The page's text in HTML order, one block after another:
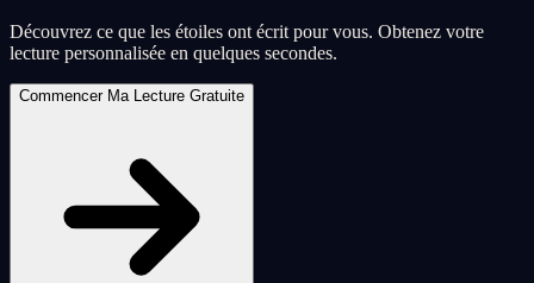
Découvrez ce que les étoiles ont écrit pour vous. Obtenez votre
lecture personnalisée en quelques secondes.
Commencer Ma Lecture Gratuite